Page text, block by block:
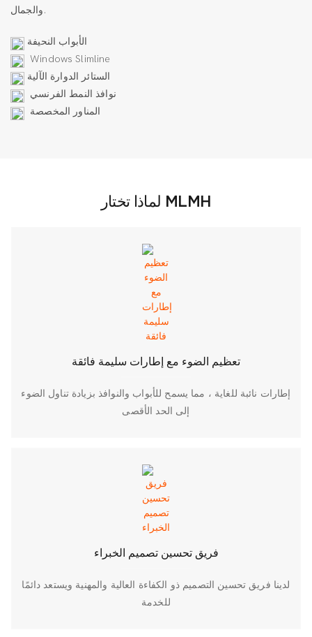
والجمال.
الأبواب النحيفة
Windows Slimline
الستائر الدوارة الآلية
نوافذ النمط الفرنسي
المناور المخصصة
لماذا تختار MLMH
تعظيم الضوء مع إطارات سليمة فائقة
إطارات نائبة للغاية ، مما يسمح للأبواب والنوافذ بزيادة تناول الضوء
إلى الحد الأقصى
فريق تحسين تصميم الخبراء
لدينا فريق تحسين التصميم ذو الكفاءة العالية والمهنية ويستعد دائمًا
للخدمة